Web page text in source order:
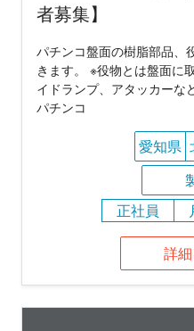
者募集】
パチンコ盤面の樹脂部品、
きます。 ※役物とは盤面に
イドランプ、アタッカーな
パチンコ
愛知県
正社員
詳